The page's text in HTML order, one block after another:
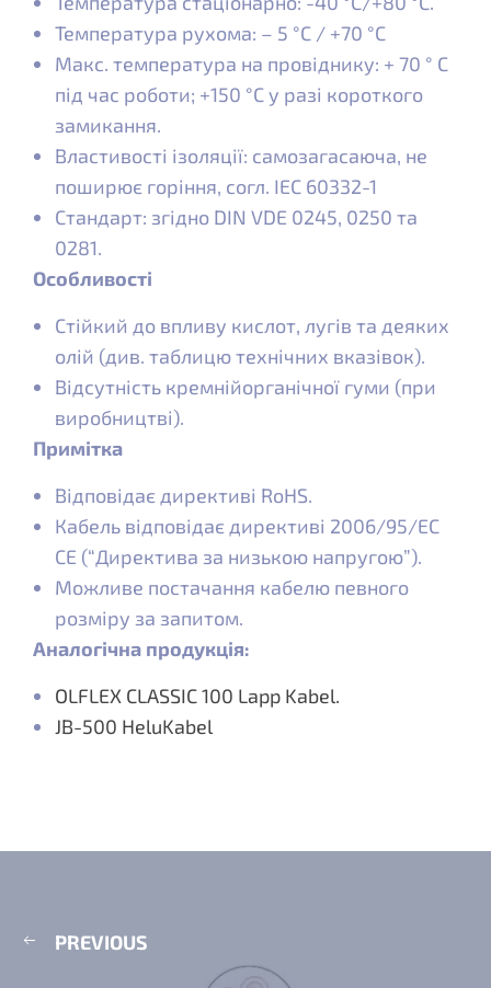
Температура рухома: – 5 °C / +70 °C
Макс. температура на провіднику: + 70 ° C
під час роботи; +150 °C у разі короткого
замикання.
Властивості ізоляції: самозагасаюча, не
поширює горіння, согл. IEC 60332-1
Стандарт: згідно DIN VDE 0245, 0250 та
0281.
Особливості
Стійкий до впливу кислот, лугів та деяких
олій (див. таблицю технічних вказівок).
Відсутність кремнійорганічної гуми (при
виробництві).
Примітка
Відповідає директиві RoHS.
Кабель відповідає директиві 2006/95/EC
CE (“Директива за низькою напругою”).
Можливе постачання кабелю певного
розміру за запитом.
Аналогічна продукція:
OLFLEX CLASSIC 100 Lapp Kabel.
JB-500 HeluKabel
PREVIOUS